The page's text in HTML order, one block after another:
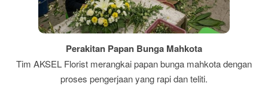
Perakitan Papan Bunga Mahkota
Tim AKSEL Florist merangkai papan bunga mahkota dengan
proses pengerjaan yang rapi dan teliti.